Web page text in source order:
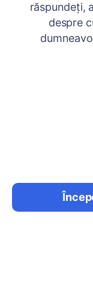
răspundeți,
despre